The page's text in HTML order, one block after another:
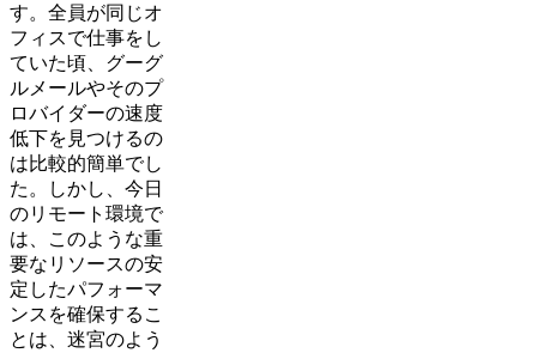
す。全員が同じオ
フィスで仕事をし
ていた頃、グーグ
ルメールやそのプ
ロバイダーの速度
低下を見つけるの
は比較的簡単でし
た。しかし、今日
のリモート環境で
は、このような重
要なリソースの安
定したパフォーマ
ンスを確保するこ
とは、迷宮のよう